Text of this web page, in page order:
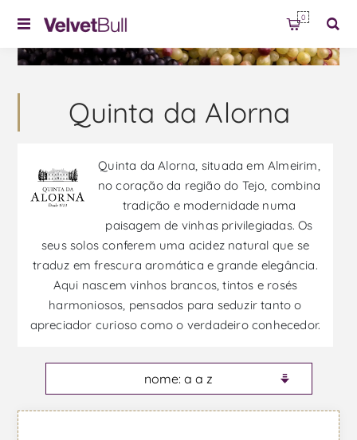
0
Quinta da Alorna
Quinta da Alorna, situada em Almeirim,
no coração da região do Tejo, combina
tradição e modernidade numa
paisagem de vinhas privilegiadas. Os
seus solos conferem uma acidez natural que se
traduz em frescura aromática e grande elegância.
Aqui nascem vinhos brancos, tintos e rosés
harmoniosos, pensados para seduzir tanto o
apreciador curioso como o verdadeiro conhecedor.